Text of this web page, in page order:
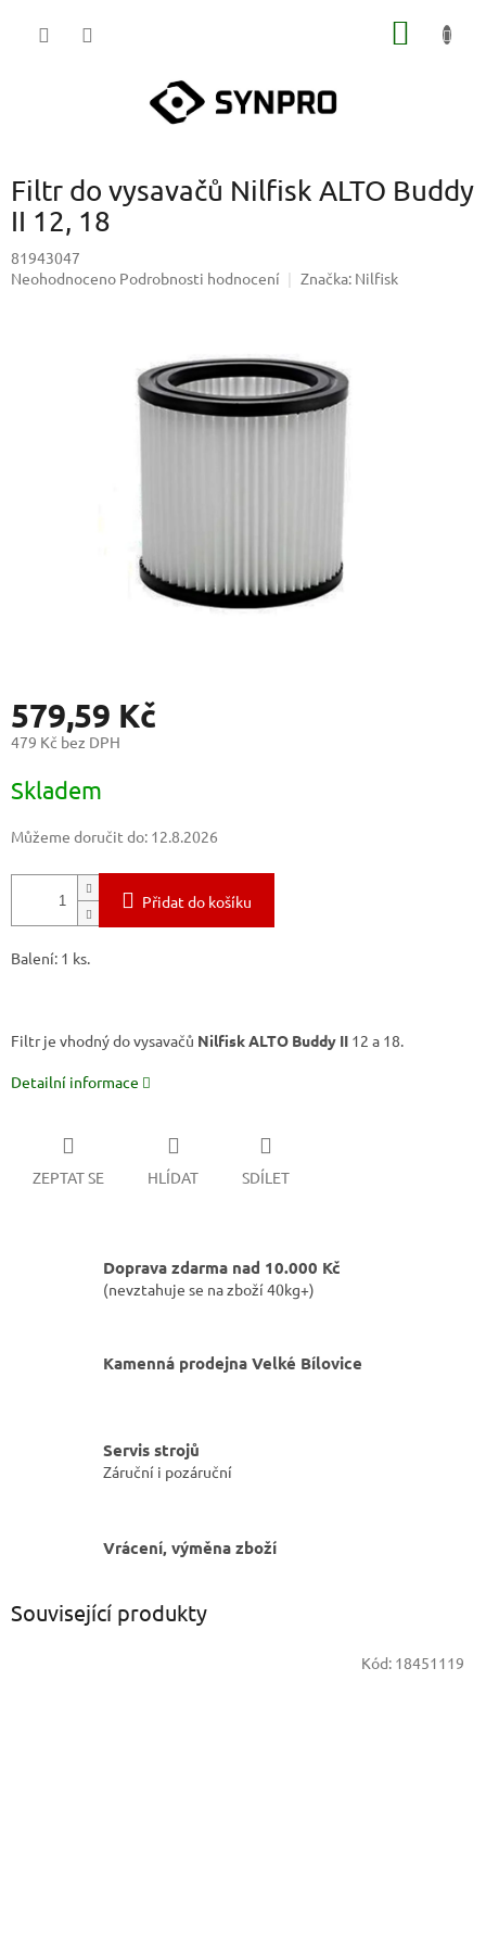
Filtr do vysavačů Nilfisk ALTO Buddy
II 12, 18
81943047
Průměrné
Neohodnoceno Podrobnosti hodnocení Značka: Nilfisk
579,59 Kč
479 Kč bez DPH
cena:
Skladem
Můžeme doručit do: 12.8.2026
Přidat do košíku
Balení: 1 ks.
Filtr je vhodný do vysavačů Nilfisk ALTO Buddy II 12 a 18.
Detailní informace
ZEPTAT SE HLÍDAT SDÍLET
Doprava zdarma nad 10.000 Kč
(nevztahuje se na zboží 40kg+)
Kamenná prodejna Velké Bílovice
Servis strojů
Záruční i pozáruční
Vrácení, výměna zboží
Související produkty
Kód: 18451119